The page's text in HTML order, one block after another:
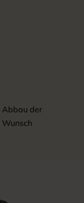
Abbau der